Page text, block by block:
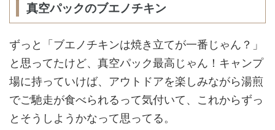
真空パックのブエノチキン
ずっと「ブエノチキンは焼き立てが一番じゃん？」
と思ってたけど、真空パック最高じゃん！キャンプ
場に持っていけば、アウトドアを楽しみながら湯煎
でご馳走が食べられるって気付いて、これからずっ
とそうしようかなって思ってる。